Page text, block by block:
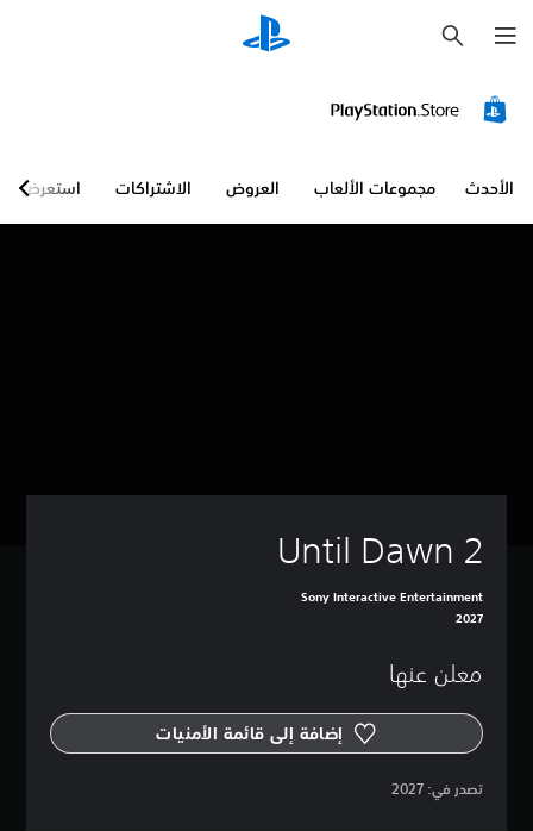
ح
ث
الأحدث مجموعات الألعاب العروض الاشتراكات استعرض
Until Dawn 2
Sony Interactive Entertainment
2027
معلن عنها
إضافة إلى قائمة الأمنيات
‏تصدر في: ‏ 2027